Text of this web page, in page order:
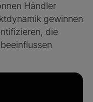
Händler
gewinnen
die